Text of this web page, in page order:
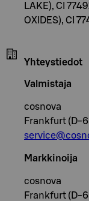
LAKE), CI
OXIDES), CI
Yhteystiedot
Valmistaja
cosnova
Frankfurt (D-
Markkinoija
cosnova
Frankfurt (D-